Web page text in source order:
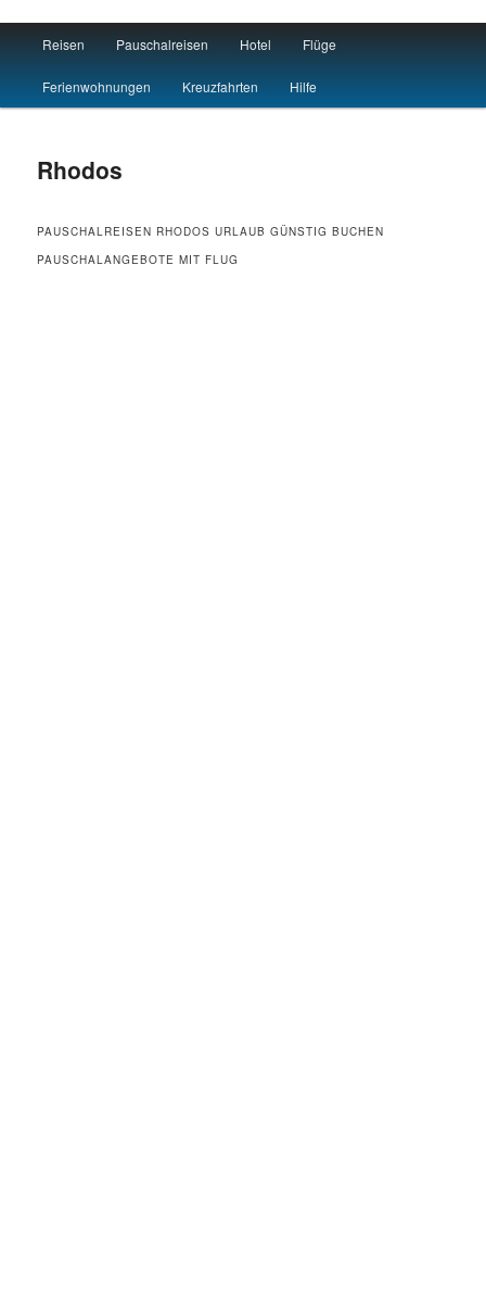
Reisen Hotel Flug
Skip to primary content
Skip to secondary content
Reisen Pauschalreisen Hotel Flüge
Ferienwohnungen Kreuzfahrten Hilfe
Rhodos
PAUSCHALREISEN RHODOS URLAUB GÜNSTIG BUCHEN
PAUSCHALANGEBOTE MIT FLUG